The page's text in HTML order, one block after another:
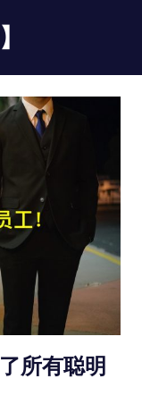
所有聪明